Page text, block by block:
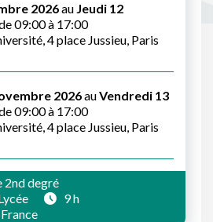
2026au Jeudi 12
09:00 à 17:00
4 place Jussieu, Paris
2026auVendredi 13
09:00 à 17:00
4 place Jussieu, Paris
2nd degré
9 h